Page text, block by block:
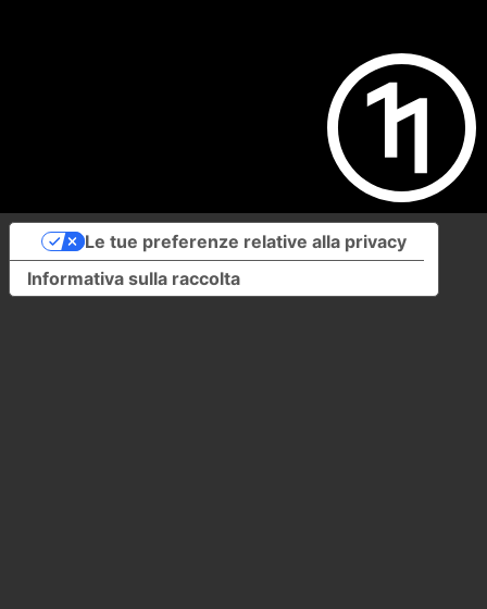
Informativa sulla raccolta
Le tue preferenze relative alla privacy